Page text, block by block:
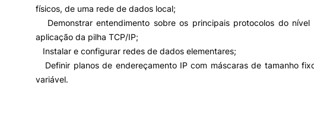
Portal de Emprego
Alojamento
Eficiência Energética
Farm4Future
IPC+Sucesso
inov3p – Centro de Inovação
Pedagógica
físicos, de uma rede de dados local;
Demonstrar entendimento sobre os principais protocolos do nível
aplicação da pilha TCP/IP;
Instalar e configurar redes de dados elementares;
Definir planos de endereçamento IP com máscaras de tamanho
variável.